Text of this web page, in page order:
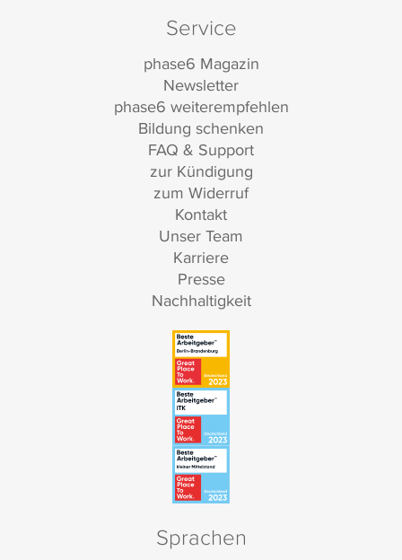
Service
phase6 Magazin
Newsletter
phase6 weiterempfehlen
Bildung schenken
FAQ & Support
zur Kündigung
zum Widerruf
Kontakt
Unser Team
Karriere
Presse
Nachhaltigkeit
Sprachen